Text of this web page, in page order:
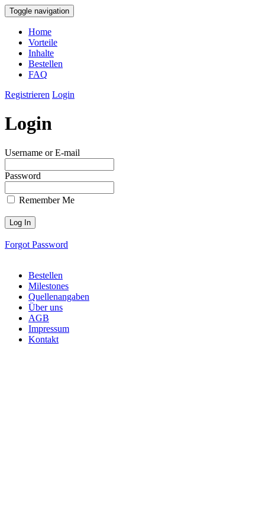
Toggle navigation
Home
Vorteile
Inhalte
Bestellen
FAQ
Registrieren Login
Login
Username or E-mail
Password
Remember Me
Forgot Password
Bestellen
Milestones
Quellenangaben
Über uns
AGB
Impressum
Kontakt